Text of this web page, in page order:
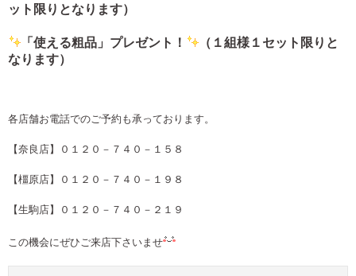
ット限りとなります）
「使える粗品」プレゼント！
（１組様１セット限りと
なります）
各店舗お電話でのご予約も承っております。
【奈良店】０１２０－７４０－１５８
【橿原店】０１２０－７４０－１９８
【生駒店】０１２０－７４０－２１９
この機会にぜひご来店下さいませ